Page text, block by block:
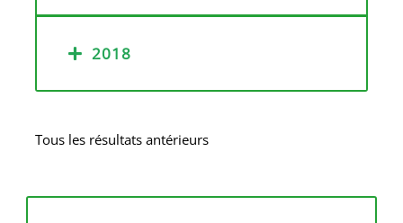
2018
Tous les résultats antérieurs